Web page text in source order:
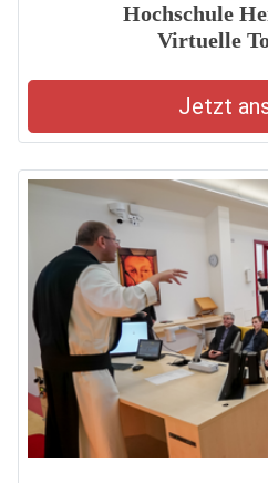
Hochschule
Virtuelle
Jetzt